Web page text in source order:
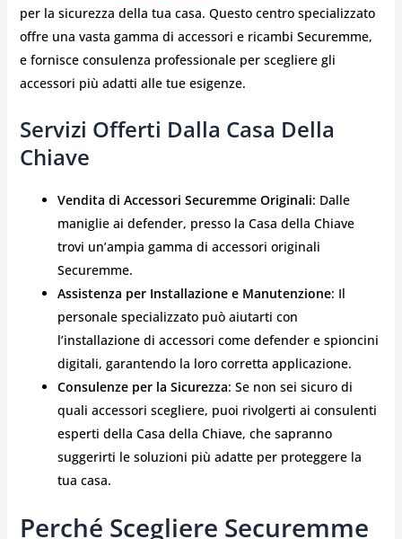
per la sicurezza della tua casa. Questo centro specializzato
offre una vasta gamma di accessori e ricambi Securemme,
e fornisce consulenza professionale per scegliere gli
accessori più adatti alle tue esigenze.
Servizi Offerti Dalla Casa Della
Chiave
Vendita di Accessori Securemme Originali: Dalle
maniglie ai defender, presso la Casa della Chiave
trovi un’ampia gamma di accessori originali
Securemme.
Assistenza per Installazione e Manutenzione: Il
personale specializzato può aiutarti con
l’installazione di accessori come defender e spioncini
digitali, garantendo la loro corretta applicazione.
Consulenze per la Sicurezza: Se non sei sicuro di
quali accessori scegliere, puoi rivolgerti ai consulenti
esperti della Casa della Chiave, che sapranno
suggerirti le soluzioni più adatte per proteggere la
tua casa.
Perché Scegliere Securemme